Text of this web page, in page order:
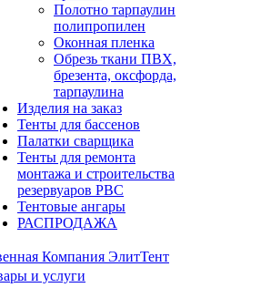
Полотно тарпаулин
полипропилен
Оконная пленка
Обрезь ткани ПВХ,
брезента, оксфорда,
тарпаулина
Изделия на заказ
Тенты для бассенов
Палатки сварщика
Тенты для ремонта
монтажа и строительства
резервуаров РВС
Тентовые ангары
РАСПРОДАЖА
и услуги